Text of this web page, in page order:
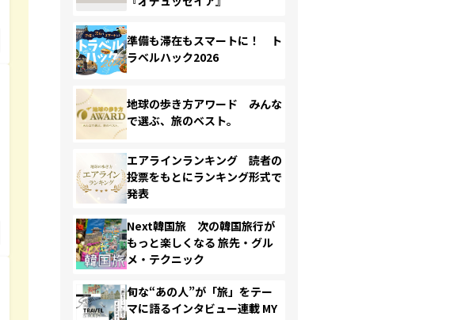
準備も滞在もスマートに！ ト
ラベルハック2026
地球の歩き方アワード みんな
で選ぶ、旅のベスト。
エアラインランキング 読者の
投票をもとにランキング形式で
発表
Next韓国旅 次の韓国旅行が
もっと楽しくなる 旅先・グル
メ・テクニック
旬な“あの人”が「旅」をテー
マに語るインタビュー連載 MY